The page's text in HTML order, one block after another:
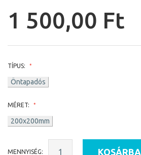
1 500,00 Ft
TÍPUS:
Öntapadós
MÉRET:
200x200mm
MENNYISÉG: KOSÁRBA